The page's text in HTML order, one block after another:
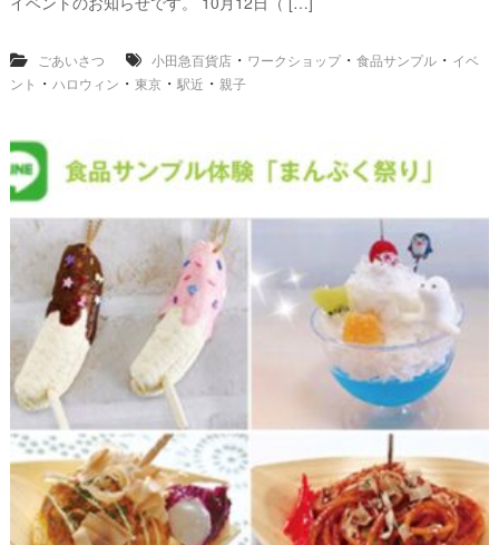
ごあいさつ 小田急百貨店・ ワークショップ・ 食品サンプル・ イベ
ント ・ ハロウィン ・ 東京・ 駅近 ・ 親子